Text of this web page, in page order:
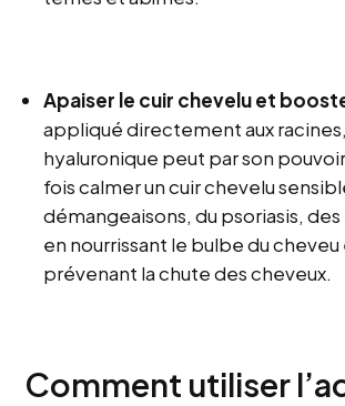
Apaiser le cuir chevelu et
appliqué directement aux
hyaluronique peut par son
fois calmer un cuir chevelu
démangeaisons, du psoriasis,
en nourrissant le bulbe du cheveu
prévenant la chute des cheveux.
Comment utiliser